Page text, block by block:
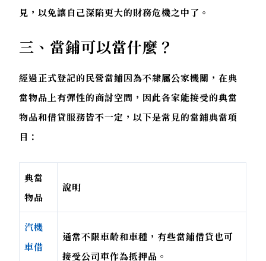
見，以免讓自己深陷更大的財務危機之中了。
三、當鋪可以當什麼？
經過正式登記的民營當鋪因為不隸屬公家機關，在典
當物品上有彈性的商討空間，因此各家能接受的典當
物品和借貸服務皆不一定，以下是常見的當鋪典當項
目：
典當
物品
說明
汽機
車借
通常不限車齡和車種，有些當鋪借貸也可
接受公司車作為抵押品。